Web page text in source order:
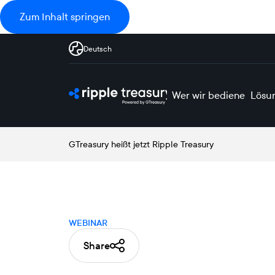
Zum Inhalt springen
Deutsch
Wer wir bedienen
GTreasury heißt jetzt Ripple Treasury
WEBINAR
Share